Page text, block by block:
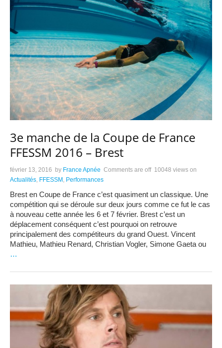
3e manche de la Coupe de France
FFESSM 2016 – Brest
février 13, 2016 by France Apnée Comments are off 10048 views on
Actualités FFESSM Performances
Brest en Coupe de France c’est quasiment un classique. Une
compétition qui se déroule sur deux jours comme ce fut le cas
à nouveau cette année les 6 et 7 février. Brest c’est un
déplacement conséquent c’est pourquoi on retrouve
principalement des compétiteurs du grand Ouest. Vincent
Mathieu, Mathieu Renard, Christian Vogler, Simone Gaeta ou
…